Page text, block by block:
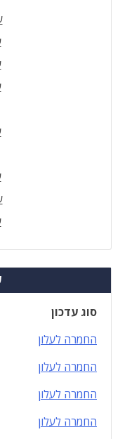
סוג עדכון
החמרה לעלון
החמרה לעלון
החמרה לעלון
החמרה לעלון